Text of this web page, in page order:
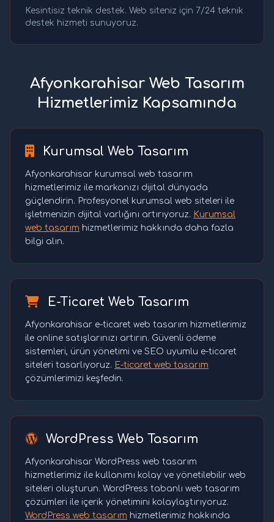
Kesintisiz teknik destek. Web siteniz için 7/24 teknik
destek hizmeti sunuyoruz.
Afyonkarahisar Web Tasarım
Hizmetlerimiz Kapsamında
Kurumsal Web Tasarım
Afyonkarahisar kurumsal web tasarım
hizmetlerimiz ile markanızı dijital dünyada
güçlendirin. Profesyonel kurumsal web siteleri ile
işletmenizin dijital varlığını artırıyoruz. Kurumsal
web tasarım hizmetlerimiz hakkında daha fazla
bilgi alın.
E-Ticaret Web Tasarım
Afyonkarahisar e-ticaret web tasarım hizmetlerimiz
ile online satışlarınızı artırın. Güvenli ödeme
sistemleri, ürün yönetimi ve SEO uyumlu e-ticaret
siteleri tasarlıyoruz. E-ticaret web tasarım
çözümlerimizi keşfedin.
WordPress Web Tasarım
Afyonkarahisar WordPress web tasarım
hizmetlerimiz ile kullanımı kolay ve yönetilebilir web
siteleri oluşturun. WordPress tabanlı web tasarım
çözümleri ile içerik yönetimini kolaylaştırıyoruz.
WordPress web tasarım hizmetlerimiz hakkında